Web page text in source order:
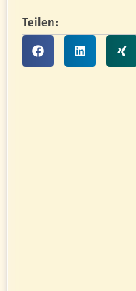
Teilen: